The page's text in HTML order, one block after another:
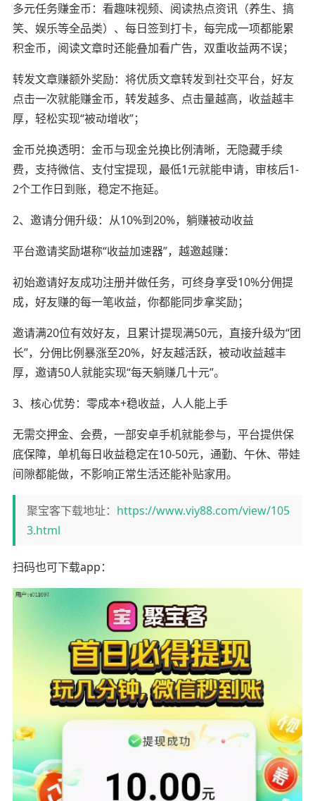
多元任务赚金币：看趣味视频、阅读热点资讯（养生、搞
笑、娱乐等全品类）、每日签到打卡，每完成一项都能累
积金币，阅读文章时还能叠加看广告，双重收益两不误；
转发文章赚额外奖励：将优质文章转发到社交平台，好友
点击一次就能赚金币，转发越多、点击量越高，收益越丰
厚，轻松实现“被动增收”；
金币兑换透明：金币与现金兑换比例清晰，无隐藏手续
费，支持微信、支付宝提现，最低1元就能申请，审核后1-
2个工作日到账，稳定不拖延。
2、邀请分佣升级：从10%到20%，躺赚被动收益
平台邀请奖励堪称“收益加速器”，越邀越赚：
初始邀请好友成功注册并做任务，可终身享受10%分佣提
成，好友赚的每一笔收益，你都能同步拿奖励；
邀请满20位有效好友，且累计提现满50元，直接升级为“团
长”，分佣比例暴涨至20%，好友越活跃，被动收益越丰
厚，邀请50人就能实现“每天躺赚几十元”。
3、核心优势：零成本+稳收益，人人能上手
无需交押金、会费，一部安卓手机就能参与，平台提供保
底保障，单机每日收益稳定在10-50元，通勤、午休、带娃
间隙都能做，不影响正常生活还能补贴家用。
聚宝客下载地址： https://www.viy88.com/view/105
3.html
扫码也可下载app：